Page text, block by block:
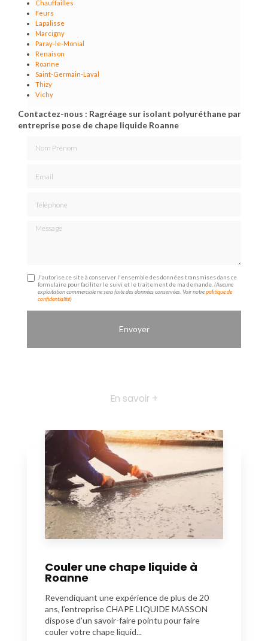
Chauffailles
Feurs
Lapalisse
Marcigny
Paray-le-Monial
Renaison
Roanne
Saint-Germain-Laval
Thizy
Vichy
Contactez-nous : Ragréage sur isolant polyuréthane par
entreprise pose de chape liquide Roanne
Message
J'autorise ce site à conserver l'ensemble des données transmises dans ce
formulaire pour faciliter le suivi et le traitement de ma demande.(Aucune
exploitation commerciale ne sera faite des données conservées. Voir notrepolitique de
confidentialité)
En savoir +
Couler une chape liquide à
Roanne
Revendiquant une expérience de plus de 20
ans, l’entreprise CHAPE LIQUIDE MASSON
dispose d’un savoir-faire pointu pour faire
couler votre chape liquid...